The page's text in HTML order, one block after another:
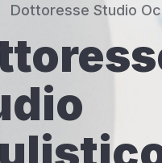
Dottoresse Studio